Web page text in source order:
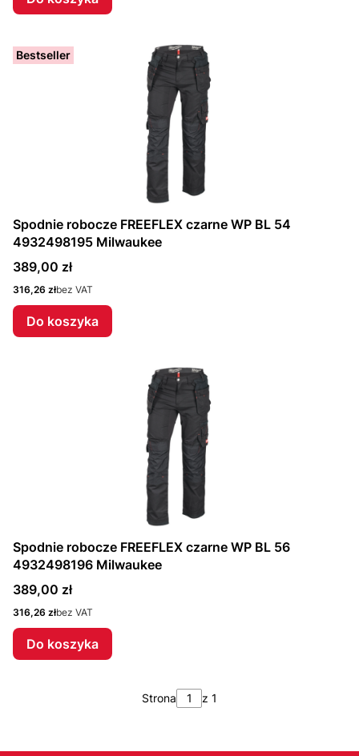
Bestseller
Spodnie robocze FREEFLEX czarne WP BL 54
4932498195 Milwaukee
Cena
389,00 zł
Cena
316,26 złbez VAT
Do koszyka
Spodnie robocze FREEFLEX czarne WP BL 56
4932498196 Milwaukee
Cena
389,00 zł
Cena
316,26 złbez VAT
Do koszyka
Strona z 1